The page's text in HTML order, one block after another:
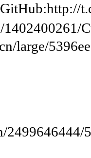
large/